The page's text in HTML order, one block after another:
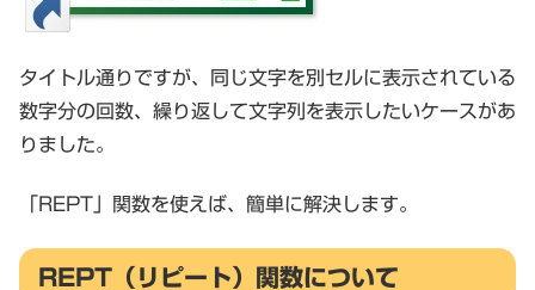
タイトル通りですが、同じ文字を別セルに表示されている
数字分の回数、繰り返して文字列を表示したいケースがあ
りました。
「REPT」関数を使えば、簡単に解決します。
REPT（リピート）関数について